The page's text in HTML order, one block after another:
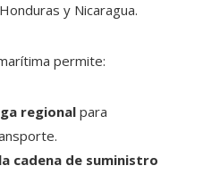
y Nicaragua.
permite:
regional para
cadena de suministro